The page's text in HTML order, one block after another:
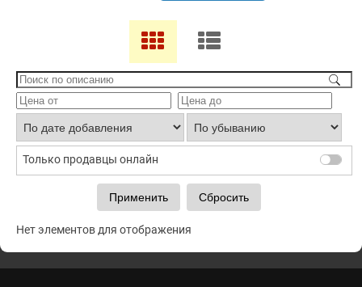
Только продавцы онлайн
Нет элементов для отображения